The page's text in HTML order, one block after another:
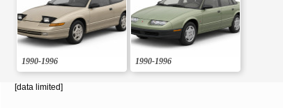
1990-1996 1990-1996
[data limited]